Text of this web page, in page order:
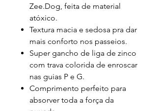
Zee.Dog, feita de material
atóxico.
Textura macia e sedosa pra dar
mais conforto nos passeios.
Super gancho de liga de zinco
com trava colorida de enroscar
nas guias P e G.
Comprimento perfeito para
absorver toda a força da